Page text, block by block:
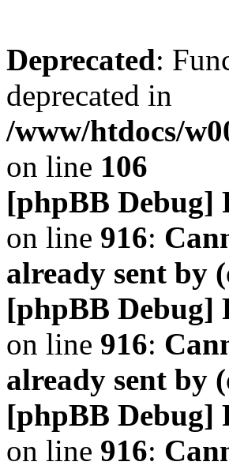
Deprecated:
deprecated in
/www/htdocs/
on line 106
[phpBB Debug]
on line 916:
already sent by
[phpBB Debug]
on line 916:
already sent by
[phpBB Debug]
on line 916: